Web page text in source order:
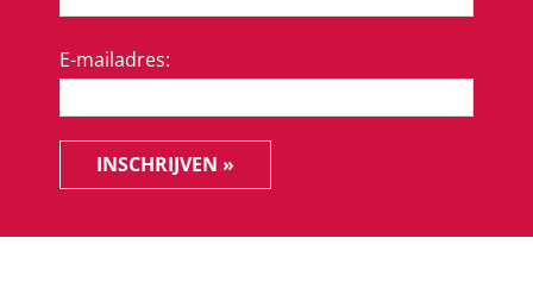
E-mailadres:
INSCHRIJVEN »